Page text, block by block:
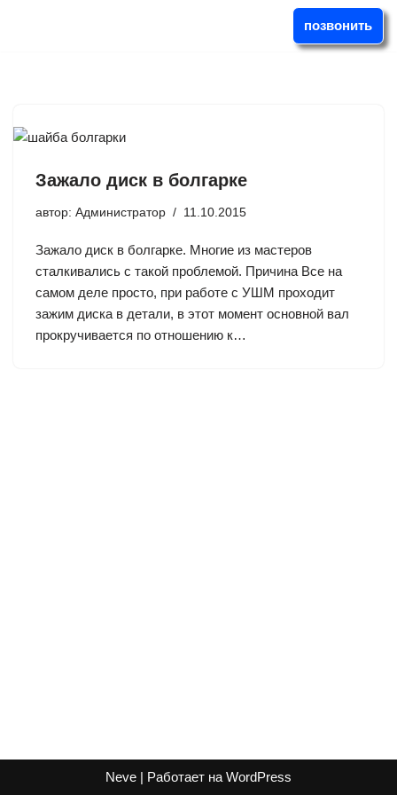
позвонить
Зажало диск в болгарке
автор: Администратор 11.10.2015
Зажало диск в болгарке. Многие из мастеров
сталкивались с такой проблемой. Причина Все на
самом деле просто, при работе с УШМ проходит
зажим диска в детали, в этот момент основной вал
прокручивается по отношению к…
Neve | Работает на WordPress